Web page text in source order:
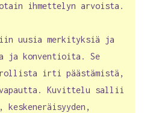
ihmettelyn arvoista.
uusia merkityksiä ja
ja konventioita. Se
irti päästämistä,
Kuvittelu sallii
keskeneräisyyden,